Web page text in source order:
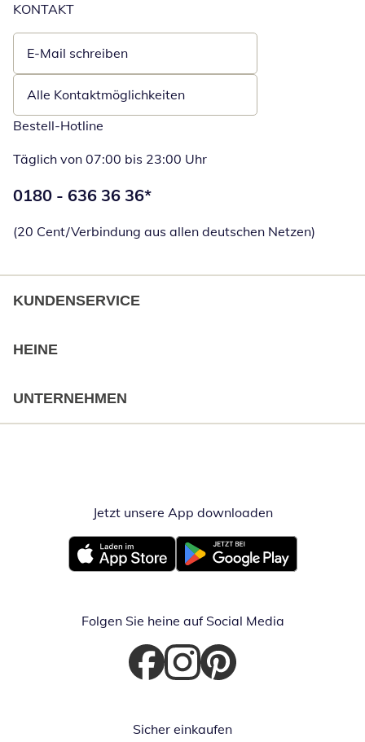
KONTAKT
E-Mail schreiben
Öffnet E-Mail-Client
Alle Kontaktmöglichkeiten
Bestell-Hotline
Täglich von 07:00 bis 23:00 Uhr
Telefonnummer:
0180 - 636 36 36*
(20 Cent/Verbindung aus allen deutschen Netzen)
KUNDENSERVICE
HEINE
UNTERNEHMEN
Jetzt unsere App downloadenÖffnet in
Öffnet in neuem FensterÖffnet in neuem Fenster
Folgen Sie heine auf Social Media
Öffnet in neuem Fenster
Öffnet in neuem Fenster
Öffnet in neuem Fenster
Sicher einkaufen